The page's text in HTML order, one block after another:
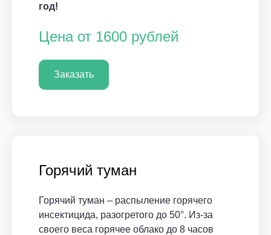
год!
Цена от 1600 рублей
Заказать
Горячий туман
Горячий туман – распыление горячего
инсектицида, разогретого до 50°. Из-за
своего веса горячее облако до 8 часов